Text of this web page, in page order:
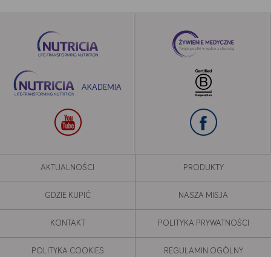
AKTUALNOŚCI PRODUKTY
GDZIE KUPIĆ NASZA MISJA
KONTAKT POLITYKA PRYWATNOŚCI
POLITYKA COOKIES REGULAMIN OGÓLNY